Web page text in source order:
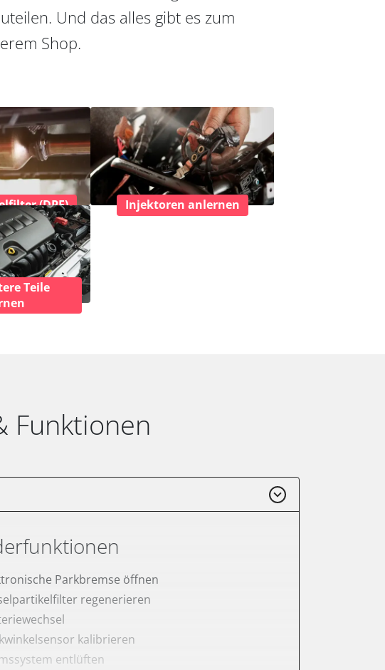
Und das alles gibt es zum
Shop.
(DPF) Injektoren anlernen
Teile
Funktionen
Parkbremse öffnen
regenerieren
kalibrieren
entlüften